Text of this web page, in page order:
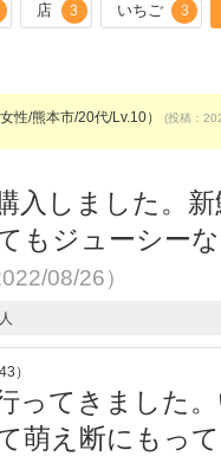
店 3 いちご 3
性/熊本市/20代/Lv.10） (投稿：
入しました。
もジューシー
08/26）
人
）
ってきました
萌え断にもっ